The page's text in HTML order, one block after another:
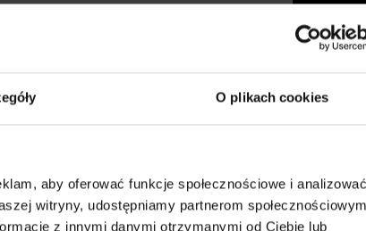
O plikach cookies
aby oferować funkcje społecznościowe i analizować
witryny, udostępniamy partnerom
z innymi danymi otrzymanymi od Ciebie lub
że jest to popularne
Facebooka, co umożliwia
osobowych
celach